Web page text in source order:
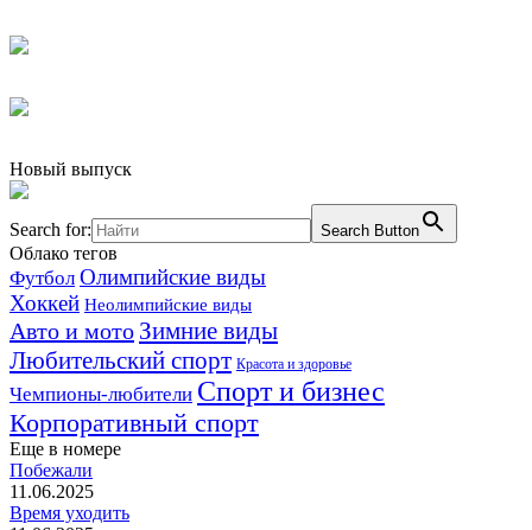
Новый выпуск
Search for: Search Button
Облако тегов
Футбол Олимпийские виды
Хоккей Неолимпийские виды
Авто и мото Зимние виды
Любительский спорт Красота и здоровье
Чемпионы-любители Спорт и бизнес
Корпоративный спорт
Еще в номере
Побежали
11.06.2025
Время уходить